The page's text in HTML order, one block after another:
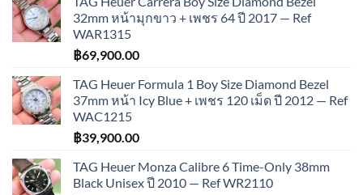
32mm หน้ามุกขาว + เพชร 64 ปี 2017 — Ref
WAR1315
฿69,900.00
TAG Heuer Formula 1 Boy Size Diamond Bezel
37mm หน้า Icy Blue + เพชร 120 เม็ด ปี 2012 — Ref
WAC1215
฿39,900.00
TAG Heuer Monza Calibre 6 Time-Only 38mm
Black Unisex ปี 2010 — Ref WR2110